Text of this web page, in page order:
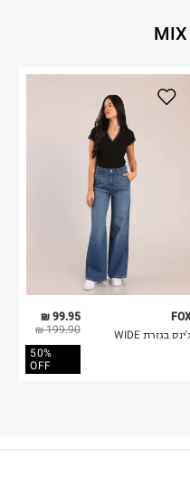
99.95 ₪
199.90 ₪
50%
OFF
ג'ינס בגזרת WIDE